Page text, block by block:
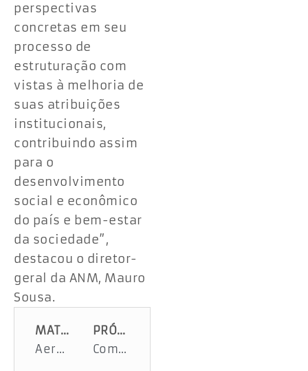
perspectivas
concretas em seu
processo de
estruturação com
vistas à melhoria de
suas atribuições
institucionais,
contribuindo assim
para o
desenvolvimento
social e econômico
do país e bem-estar
da sociedade”,
destacou o diretor-
geral da ANM, Mauro
Sousa.
MATÉRIA ANTERIOR
Aeroporto de Aracaju tem crescimento no número de embarques
PRÓXIMA MATÉRIA
Começou a Semana da Pátria Amada Brasil